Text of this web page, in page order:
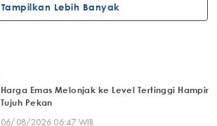
Tampilkan Lebih Banyak
Harga Emas Melonjak ke Level Tertinggi Hampir
Tujuh Pekan
06/08/2026 06:47 WIB